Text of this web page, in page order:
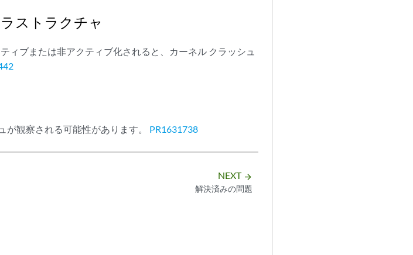
ストラクチャ
ィブまたは非アクティブ化されると、カーネル クラッシュ
が観察される可能性があります。 PR1631738
NEXT arrow_forward
解決済みの問題